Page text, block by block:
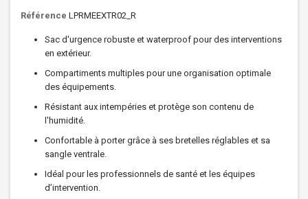
Référence LPRMEEXTR02_R
Sac d'urgence robuste et waterproof pour des interventions
en extérieur.
Compartiments multiples pour une organisation optimale
des équipements.
Résistant aux intempéries et protège son contenu de
l'humidité.
Confortable à porter grâce à ses bretelles réglables et sa
sangle ventrale.
Idéal pour les professionnels de santé et les équipes
d’intervention.